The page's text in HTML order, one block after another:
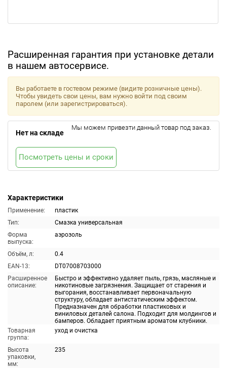
Расширенная гарантия при установке детали
в нашем автосервисе.
Характеристики
Применение:
пластик
Тип:
Смазка универсальная
Форма
выпуска:
аэрозоль
Объём, л:
0.4
EAN-13:
DT07008703000
Расширенное
описание:
Быстро и эффективно удаляет пыль, грязь, масляные и
никотиновые загрязнения. Защищает от старения и
выгорания, восстанавливает первоначальную
структуру, обладает антистатическим эффектом.
Предназначен для обработки пластиковых и
виниловых деталей салона. Подходит для молдингов и
бамперов. Обладает приятным ароматом клубники.
Товарная
группа:
уход и очистка
Высота
упаковки,
мм:
235
Вы работаете в гостевом режиме (видите розничные цены).
Чтобы увидеть свои цены, вам нужно войти под своим
паролем (или зарегистрироваться).
Нет на складе
Мы можем привезти данный товар под заказ.
Посмотреть цены и сроки